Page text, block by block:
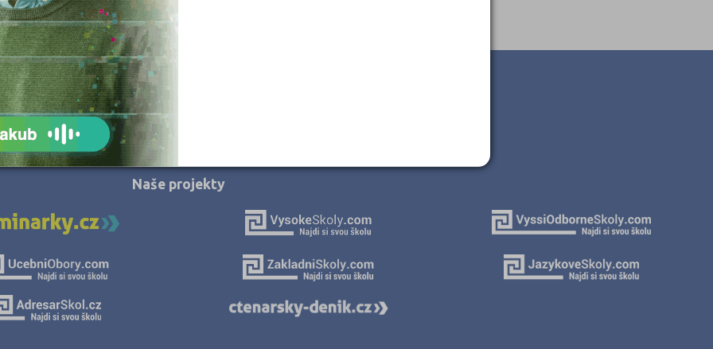
Jeseník (1)
Jičín (2)
Jihlava (4)
Jindřichův Hradec (3)
Karviná (5)
Kladno (2)
Kroměříž (1)
Kutná Hora (2)
Litoměřice (3)
JSME TAM, KDE JSTE VY
Naše projekty